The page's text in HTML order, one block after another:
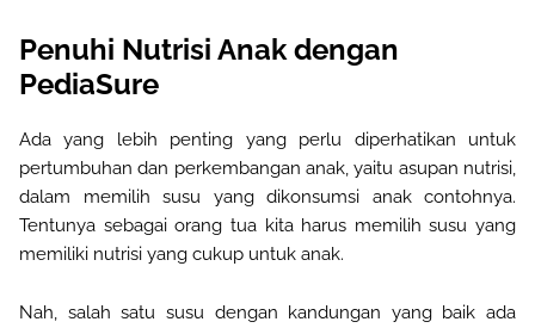
Penuhi Nutrisi Anak dengan
PediaSure
Ada yang lebih penting yang perlu diperhatikan untuk
pertumbuhan dan perkembangan anak, yaitu asupan nutrisi,
dalam memilih susu yang dikonsumsi anak contohnya.
Tentunya sebagai orang tua kita harus memilih susu yang
memiliki nutrisi yang cukup untuk anak.
Nah, salah satu susu dengan kandungan yang baik ada